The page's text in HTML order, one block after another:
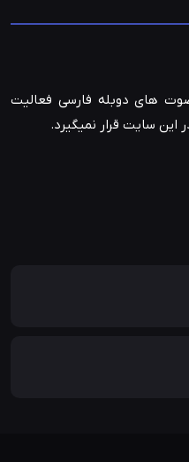
های دوبله فارسی فعالیت
سایت قرار نمیگیرد.